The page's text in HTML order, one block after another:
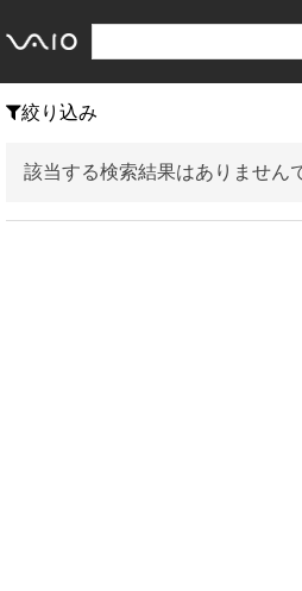
絞り込み
該当する検索結果はありません